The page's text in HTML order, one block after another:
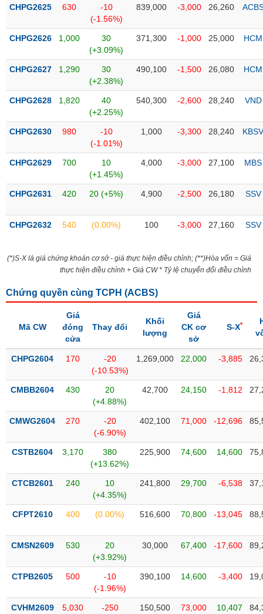
liệu
thị
trường
CHPG2625 630
-10
(-1.56%)
839,000 -3,000 26,260
CHPG2626 1,000
30
(+3.09%)
371,300 -1,000 25,000 HCM
CHPG2627 1,290
30
(+2.38%)
490,100 -1,500 26,080 HCM
CHPG2628 1,820
40
(+2.25%)
540,300 -2,600 28,240 VND
CHPG2630 980
-10
(-1.01%)
1,000 -3,300 28,240 KBSV
CHPG2629 700
10
(+1.45%)
4,000 -3,000 27,100 MBS
CHPG2631 420 20 (+5%) 4,900 -2,500 26,180 SSV
CHPG2632 540 (0.00%) 100 -3,000 27,160 SSV
(*)S-X là giá chứng khoán cơ sở - giá thực hiện điều chỉnh; (**)Hòa vốn = Giá
thực hiện điều chỉnh + Giá CW * Tỷ lệ chuyển đổi điều chỉnh
Chứng quyền cùng TCPH (ACBS)
Mã CW
Giá
đóng
cửa
Thay đổi
Khối
lượng
Giá
CK cơ
sở
S-X*
CHPG2604 170
-20
(-10.53%)
1,269,000 22,000 -3,885
CMBB2604 430
20
(+4.88%)
42,700 24,150 -1,812
CMWG2604 270
-20
(-6.90%)
402,100 71,000 -12,696
CSTB2604 3,170
380
(+13.62%)
225,900 74,600 14,600
CTCB2601 240
10
(+4.35%)
241,800 29,700 -6,538
CFPT2610 400 (0.00%) 516,600 70,800 -13,045
CMSN2609 530
20
(+3.92%)
30,000 67,400 -17,600
CTPB2605 500
-10
(-1.96%)
390,100 14,600 -3,400
CVHM2609 5,030
-250
150,500 73,000 10,407
DÙNG
KHÔNG
YẾU
THIẾT
YẾU
CHĂM
KHỎE
TÀI
CHÍNH
CÔNG
DỊCH
TRUYỀN